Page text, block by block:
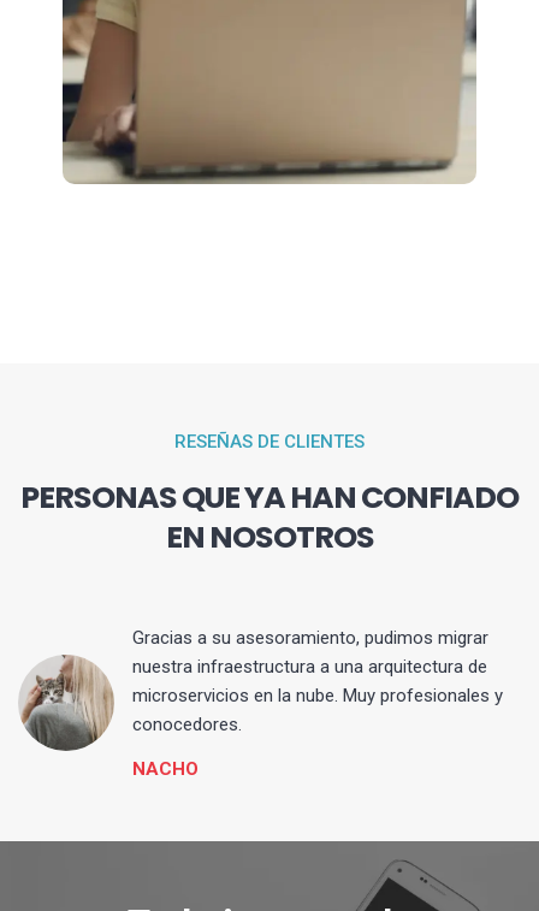
RESEÑAS DE CLIENTES
PERSONAS QUE YA HAN CONFIADO
EN NOSOTROS
Gracias a su asesoramiento, pudimos migrar
nuestra infraestructura a una arquitectura de
microservicios en la nube. Muy profesionales y
conocedores.
NACHO